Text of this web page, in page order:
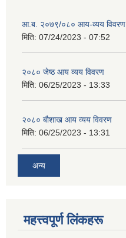
आ.ब. २०७९/०८० आय-व्यय विवरण
मिति: 07/24/2023 - 07:52
२०८० जेष्ठ आय व्यय विवरण
मिति: 06/25/2023 - 13:33
२०८० बौशाख आय व्यय विवरण
मिति: 06/25/2023 - 13:31
अन्य
महत्त्वपूर्ण लिंकहरू